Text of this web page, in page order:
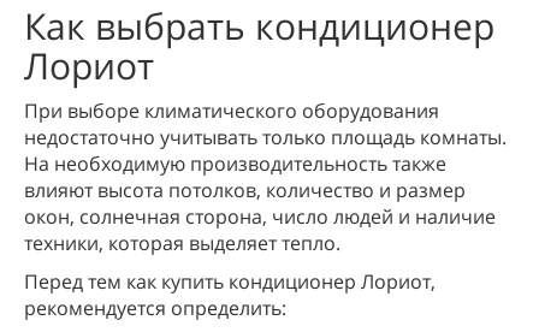
Как выбрать кондиционер
Лориот
При выборе климатического оборудования
недостаточно учитывать только площадь комнаты.
На необходимую производительность также
влияют высота потолков, количество и размер
окон, солнечная сторона, число людей и наличие
техники, которая выделяет тепло.
Перед тем как купить кондиционер Лориот,
рекомендуется определить: